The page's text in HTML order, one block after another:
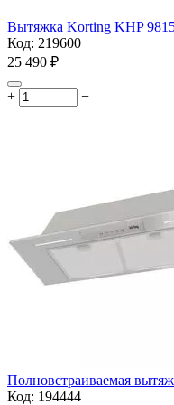
Вытяжка Korting KHP
Код: 219600
25 490 ₽
+ −
Полновстраиваемая
Код: 194444